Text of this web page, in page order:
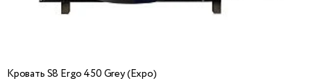
Кровать S8 Ergo 450 Grey (Expo)